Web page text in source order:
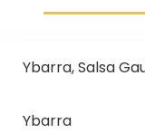
Ybarra, Salsa
Ybarra